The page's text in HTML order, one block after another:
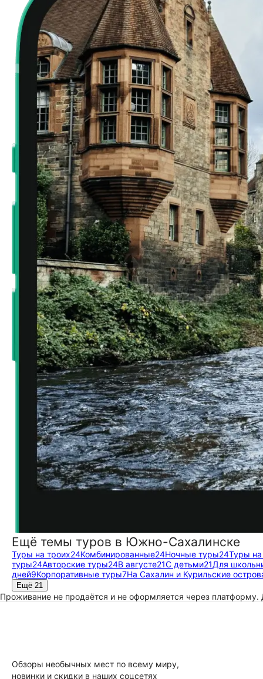
Ещё темы туров в Южно-Сахалинске
Туры на троих24Комбинированные24Ночные туры24Туры
туры24Авторские туры24В августе21С детьми21Для
дней9Корпоративные туры7На Сахалин и Курильские
Ещё 21
Проживание не продаётся и не оформляется через
Обзоры необычных мест по всему миру,
новинки и скидки в наших соцсетях